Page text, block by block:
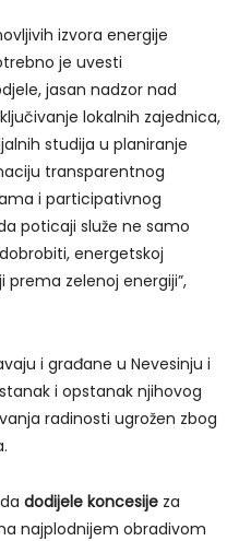
izvora energije
je uvesti
jasan nadzor nad
lokalnih zajednica,
studija u planiranje
transparentnog
i participativnog
poticaji služe ne samo
energetskoj
prema zelenoj energiji”,
i građane u Nevesinju i
i opstanak njihovog
radinosti ugrožen zbog
dodijele koncesije za
najplodnijem obradivom